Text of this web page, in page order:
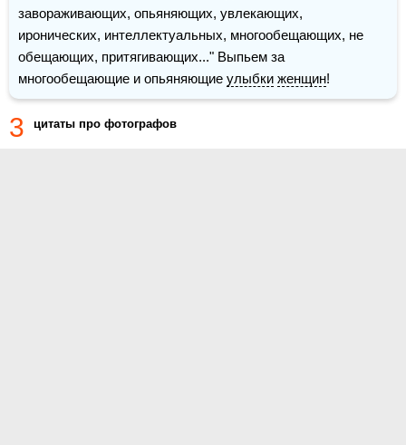
завораживающих, опьяняющих, увлекающих,
иронических, интеллектуальных, многообещающих, не
обещающих, притягивающих..." Выпьем за
многообещающие и опьяняющие улыбки женщин!
3 цитаты про фотографов